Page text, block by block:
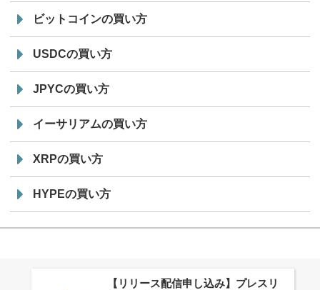
ビットコインの買い方
USDCの買い方
JPYCの買い方
イーサリアムの買い方
XRPの買い方
HYPEの買い方
株式会社PlnX、アジア最大級のグロ